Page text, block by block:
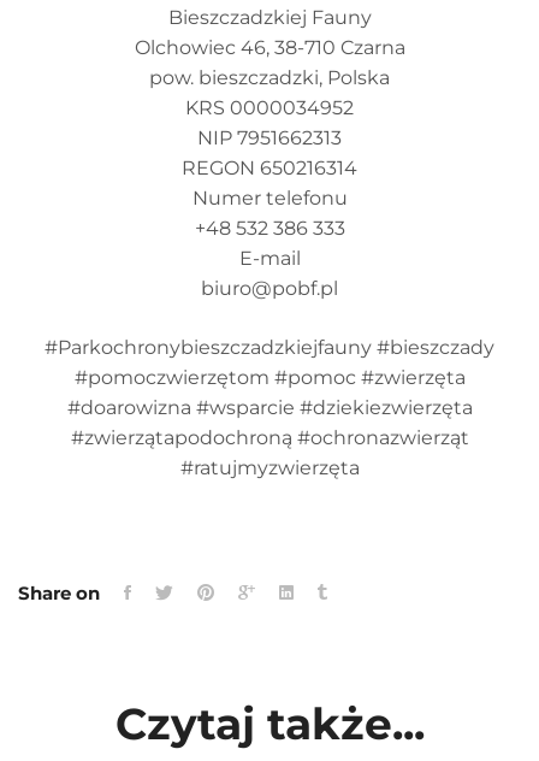
Bieszczadzkiej Fauny
Olchowiec 46, 38-710 Czarna
pow. bieszczadzki, Polska
KRS 0000034952
NIP 7951662313
REGON 650216314
Numer telefonu
+48 532 386 333
E-mail
biuro@pobf.pl
#Parkochronybieszczadzkiejfauny #bieszczady
#pomoczwierzętom #pomoc #zwierzęta
#doarowizna #wsparcie #dziekiezwierzęta
#zwierzątapodochroną #ochronazwierząt
#ratujmyzwierzęta
Share on
Czytaj także...